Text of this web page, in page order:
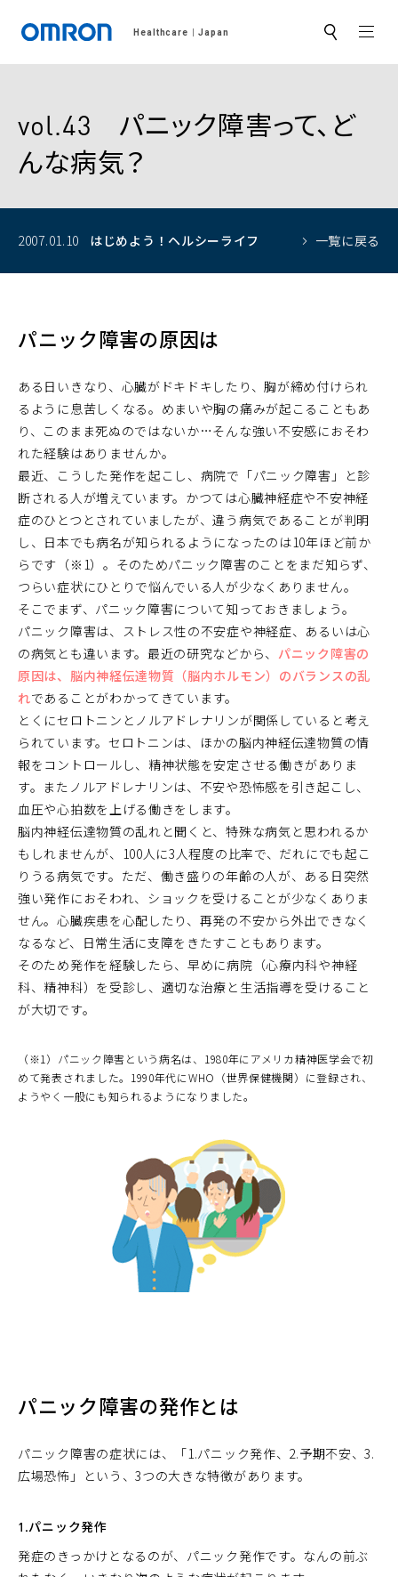
Healthcare Japan サ
ト
索
vol.43 パニック障害って、ど
んな病気？
2007.01.10 はじめよう！ ヘルシーライフ 一覧に戻る
パニック障害の原因は
ある日いきなり、心臓がドキドキしたり、胸が締め付けられ
るように息苦しくなる。めまいや胸の痛みが起こることもあ
り、このまま死ぬのではないか…そんな強い不安感におそわ
れた経験はありませんか。
最近、こうした発作を起こし、病院で「パニック障害」と診
断される人が増えています。かつては心臓神経症や不安神経
症のひとつとされていましたが、違う病気であることが判明
し、日本でも病名が知られるようになったのは10年ほど前か
らです（※1）。そのためパニック障害のことをまだ知らず、
つらい症状にひとりで悩んでいる人が少なくありません。
そこでまず、パニック障害について知っておきましょう。
パニック障害は、ストレス性の不安症や神経症、あるいは心
の病気とも違います。最近の研究などから、 パニック障害の
原因は、脳内神経伝達物質（脳内ホルモン）のバランスの乱
れであることがわかってきています。
とくにセロトニンとノルアドレナリンが関係していると考え
られています。セロトニンは、ほかの脳内神経伝達物質の情
報をコントロールし、精神状態を安定させる働きがありま
す。またノルアドレナリンは、不安や恐怖感を引き起こし、
血圧や心拍数を上げる働きをします。
脳内神経伝達物質の乱れと聞くと、特殊な病気と思われるか
もしれませんが、100人に3人程度の比率で、だれにでも起こ
りうる病気です。ただ、働き盛りの年齢の人が、ある日突然
強い発作におそわれ、ショックを受けることが少なくありま
せん。心臓疾患を心配したり、再発の不安から外出できなく
なるなど、日常生活に支障をきたすこともあります。
そのため発作を経験したら、早めに病院（心療内科や神経
科、精神科）を受診し、適切な治療と生活指導を受けること
が大切です。
（※1）パニック障害という病名は、1980年にアメリカ精神医学会で初
めて発表されました。1990年代にWHO（世界保健機関）に登録され、
ようやく一般にも知られるようになりました。
パニック障害の発作とは
パニック障害の症状には、「1.パニック発作、2.予期不安、3.
広場恐怖」という、3つの大きな特徴があります。
1.パニック発作
発症のきっかけとなるのが、パニック発作です。なんの前ぶ